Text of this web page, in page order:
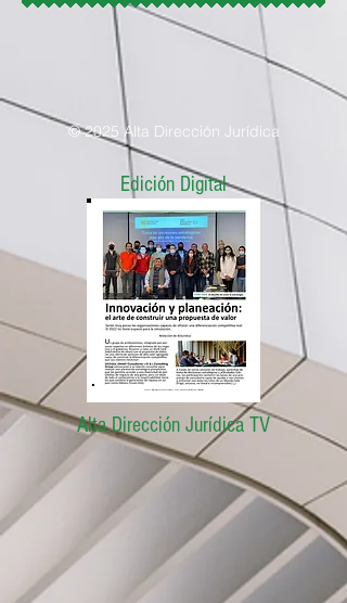
© 2025 Alta Dirección Jurídica
Edición Digital
Alta Dirección Jurídica TV